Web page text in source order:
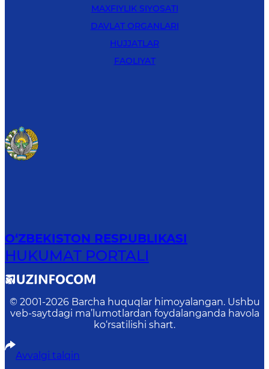
MAXFIYLIK SIYOSATI
DAVLAT ORGANLARI
HUJJATLAR
FAOLIYAT
O‘ZBEKISTON RESPUBLIKASI
HUKUMAT PORTALI
© 2001-2026 Barcha huquqlar himoyalangan. Ushbu
veb-saytdagi ma’lumotlardan foydalanganda havola
ko‘rsatilishi shart.
Avvalgi talqin